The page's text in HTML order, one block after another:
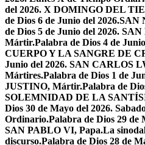
del 2026. X DOMINGO DEL
de Dios 6 de Junio del
de Dios 5 de Junio del 2026.
Mártir.Palabra de Dios 4 de
CUERPO Y LA SANGRE DE
Junio del 2026. SAN CARLOS
Mártires.Palabra de Dios 1 de
JUSTINO, Mártir.Palabra de
SOLEMNIDAD DE LA
Dios 30 de Mayo del 2026.
Ordinario.Palabra de Dios 29 de
SAN PABLO VI, Papa.La
discurso.Palabra de Dios 28 de